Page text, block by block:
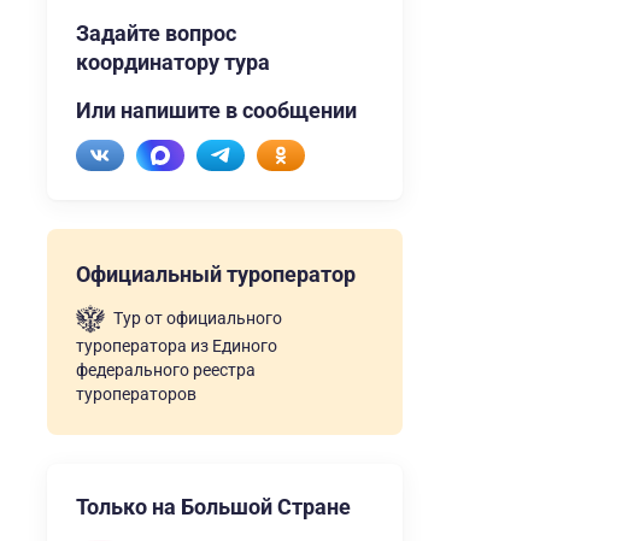
Задайте вопрос
координатору тура
Или напишите в сообщении
Официальный туроператор
Тур от официального
туроператора из Единого
федерального реестра
туроператоров
Только на Большой Стране